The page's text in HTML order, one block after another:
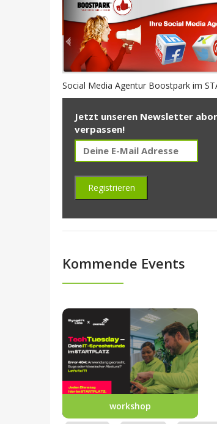
Social Media Agentur Boostpark im
Jetzt unseren Newsletter
verpassen!
Kommende Events
workshop